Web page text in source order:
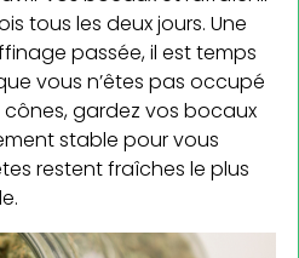
tous les deux jours. Une
passée, il est temps
vous n’êtes pas occupé
gardez vos bocaux
stable pour vous
restent fraîches le plus